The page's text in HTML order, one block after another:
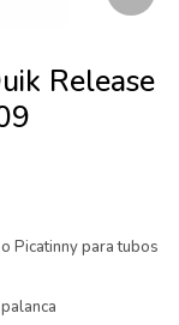
Release
Picatinny para tubos